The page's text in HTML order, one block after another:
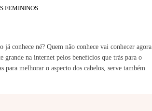
FEMININOS
já conhece né? Quem não conhece vai conhecer agora.
grande na internet pelos benefícios que trás para o
para melhorar o aspecto dos cabelos, serve também